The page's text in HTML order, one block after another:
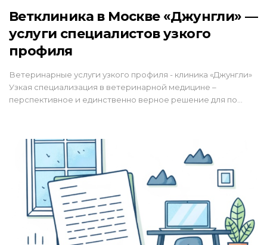
Ветклиника в Москве «Джунгли» —
услуги специалистов узкого
профиля
Ветеринарные услуги узкого профиля - клиника «Джунгли»
Узкая специализация в ветеринарной медицине –
перспективное и единственно верное решение для по…